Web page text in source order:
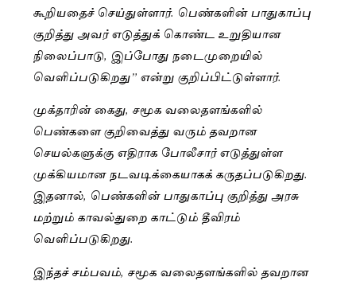
கூறியதைச் செய்துள்ளார். பெண்களின் பாதுகாப்பு
குறித்து அவர் எடுத்துக் கொண்ட உறுதியான
நிலைப்பாடு, இப்போது நடைமுறையில்
வெளிப்படுகிறது” என்று குறிப்பிட்டுள்ளார்.
முக்தாரின் கைது, சமூக வலைதளங்களில்
பெண்களை குறிவைத்து வரும் தவறான
செயல்களுக்கு எதிராக போலீசார் எடுத்துள்ள
முக்கியமான நடவடிக்கையாகக் கருதப்படுகிறது.
இதனால், பெண்களின் பாதுகாப்பு குறித்து அரசு
மற்றும் காவல்துறை காட்டும் தீவிரம்
வெளிப்படுகிறது.
இந்தச் சம்பவம், சமூக வலைதளங்களில் தவறான